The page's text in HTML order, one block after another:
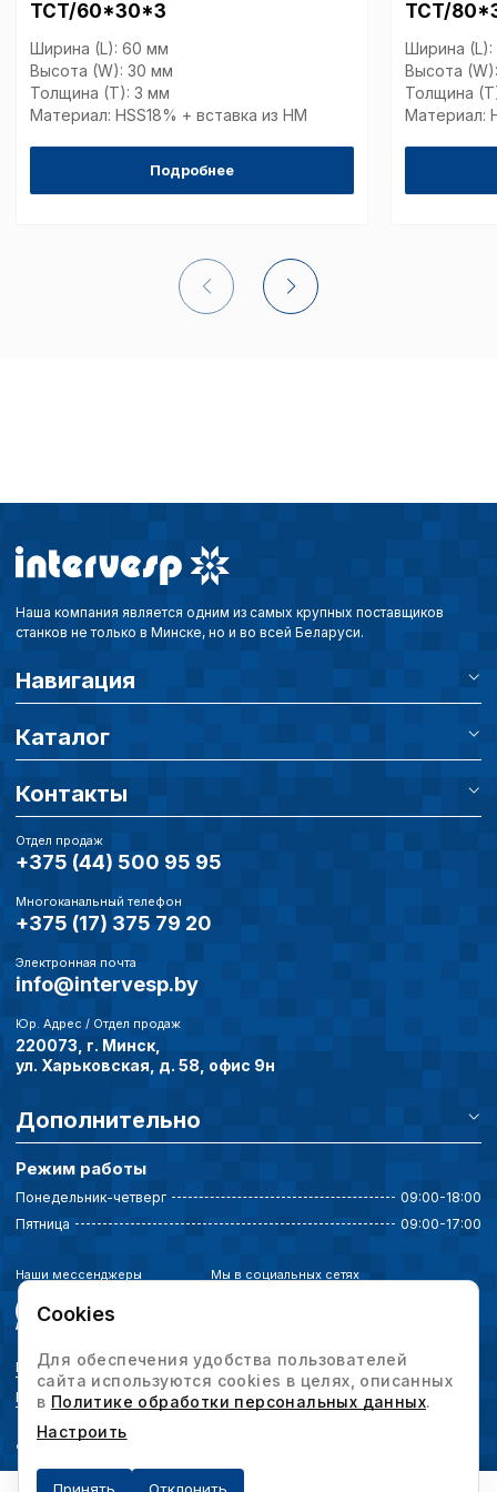
TCT/60*30*3
Ширина (L): 60 мм
Высота (W): 30 мм
Толщина (T): 3 мм
Материал: HSS18% + вставка из НМ
Подробнее
TCT/
Ширина
Высота
Толщина
Материал:
Наша компания является одним из самых крупных поставщиков
станков не только в Минске, но и во всей Беларуси.
Навигация
Каталог
Контакты
Отдел продаж
+375 (44) 500 95 95
Многоканальный телефон
+375 (17) 375 79 20
Электронная почта
info@intervesp.by
Юр. Адрес / Отдел продаж
220073, г. Минск,
ул. Харьковская, д. 58, офис 9н
Дополнительно
Режим работы
Понедельник-четверг
09:00-18:00
Пятница
09:00-17:00
Наши мессенджеры Мы в социальных сетях
Политика конфиденциальности
Выбор настроек cookie
© 2026 Интервесп — производственное оборудование. Все права защищены.
Cookies
Для обеспечения удобства пользователей
сайта используются cookies в целях, описанных
в Политике обработки персональных данных.
Настроить
Перед тем как
можете ознакомиться с
обработки
списком файлов cookie,
описание и сроки
Технические
Сохранить выбор